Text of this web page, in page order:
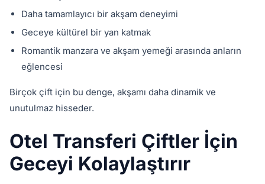
Daha tamamlayıcı bir akşam deneyimi
Geceye kültürel bir yan katmak
Romantik manzara ve akşam yemeği arasında anların
eğlencesi
Birçok çift için bu denge, akşamı daha dinamik ve
unutulmaz hisseder.
Otel Transferi Çiftler İçin
Geceyi Kolaylaştırır